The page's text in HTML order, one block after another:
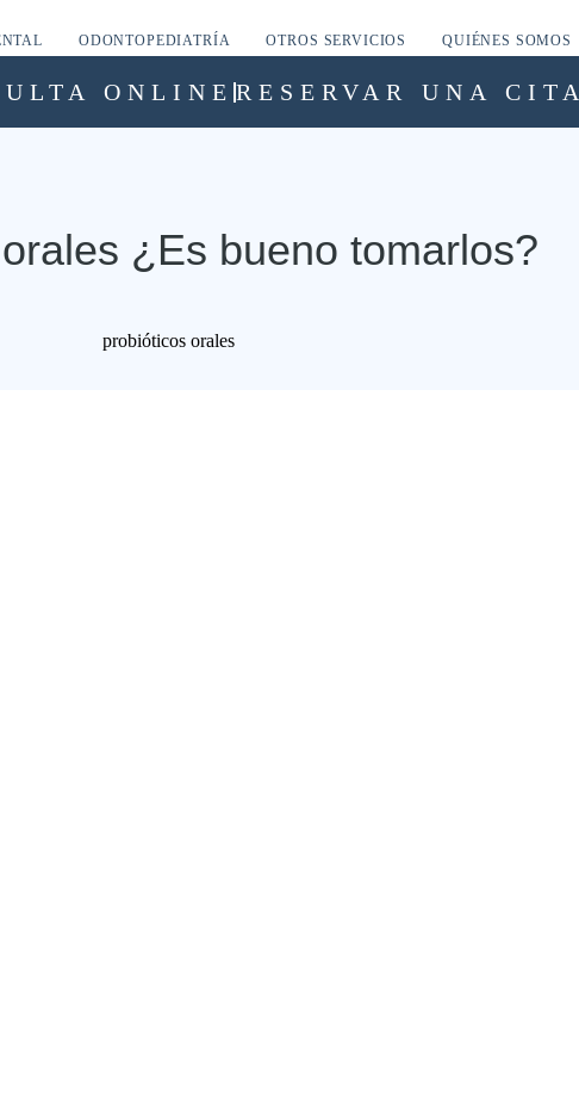
ODONTOPEDIATRÍA OTROS SERVICIOS QUIÉNES SOMOS
ONLINE RESERVAR UNA CITA
¿Es bueno tomarlos?